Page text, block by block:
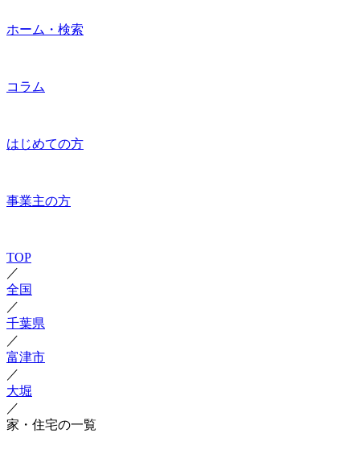
ホーム・検索
コラム
はじめての方
事業主の方
TOP
／
全国
／
千葉県
／
富津市
／
大堀
／
家・住宅の一覧